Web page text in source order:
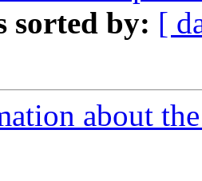
sorted by: [
about